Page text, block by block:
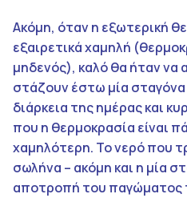
Ακόμη, όταν η εξωτερική
εξαιρετικά χαμηλή
μηδενός), καλό θα ήταν να
στάζουν έστω μία σταγόνα
διάρκεια της ημέρας και
που η θερμοκρασία είναι
χαμηλότερη. Το νερό που
σωλήνα – ακόμη και η μία
αποτροπή του παγώματος